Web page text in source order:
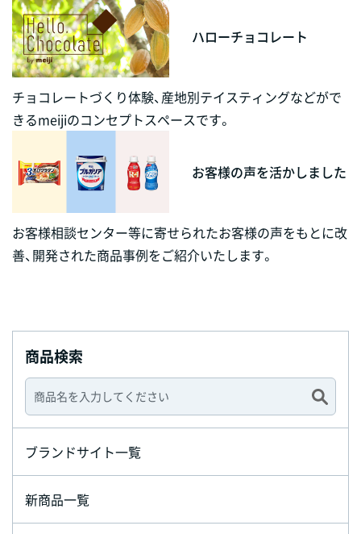
ハローチョコレート
チョコレートづくり体験、産地別テイスティングなどがで
きるmeijiのコンセプトスペースです。
お客様の声を活かしました
お客様相談センター等に寄せられたお客様の声をもとに改
善、開発された商品事例をご紹介いたします。
商品検索
ブランドサイト一覧
新商品一覧